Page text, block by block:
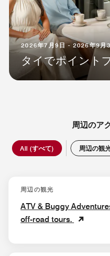
2026年7月9日 - 2026年9月
タイでポイント
周辺のア
All (すべて) 周辺の観
周辺の観光
ATV & Buggy
off-road tours.